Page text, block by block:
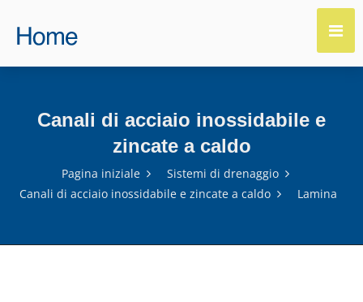
Canali di acciaio inossidabile e
zincate a caldo
Pagina iniziale
Sistemi di drenaggio
Canali di acciaio inossidabile e zincate a caldo
Lamina